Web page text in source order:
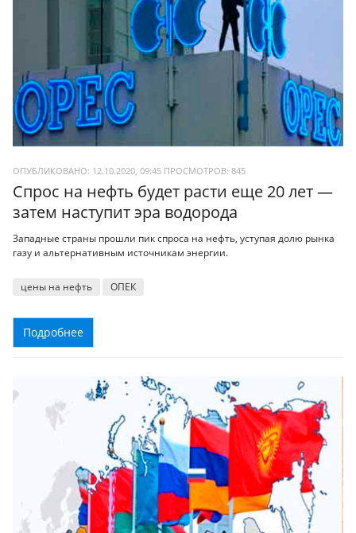
ОПУБЛИКОВАНО: 12.10.2020, 09:45 ПРОСМОТРОВ: 845
Спрос на нефть будет расти еще 20 лет —
затем наступит эра водорода
Западные страны прошли пик спроса на нефть, уступая долю рынка
газу и альтернативным источникам энергии.
цены на нефть ОПЕК
Подробнее